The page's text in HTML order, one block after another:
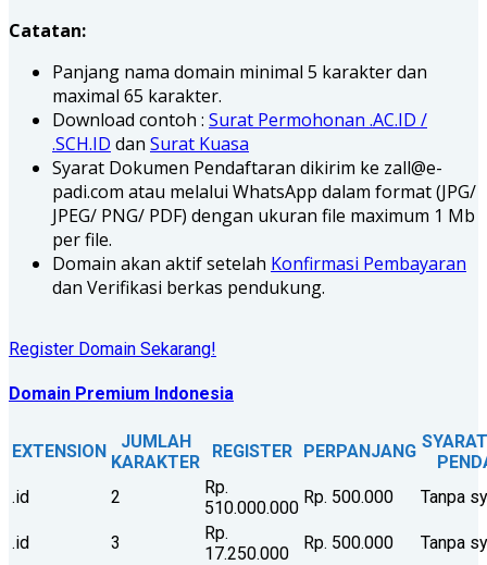
Catatan:
Panjang nama domain minimal 5 karakter dan
maximal 65 karakter.
Download contoh : Surat Permohonan .AC.ID /
.SCH.ID dan Surat Kuasa
Syarat Dokumen Pendaftaran dikirim ke zall@e-
padi.com atau melalui WhatsApp dalam format (JPG/
JPEG/ PNG/ PDF) dengan ukuran file maximum 1 Mb
per file.
Domain akan aktif setelah Konfirmasi Pembayaran
dan Verifikasi berkas pendukung.
Register Domain Sekarang!
Domain Premium Indonesia
EXTENSION
JUMLAH
KARAKTER
REGISTER PERPANJANG
.id
2
Rp.
510.000.000
Rp. 500.000 Tanpa
.id 3
Rp.
17.250.000
Rp. 500.000 Tanpa